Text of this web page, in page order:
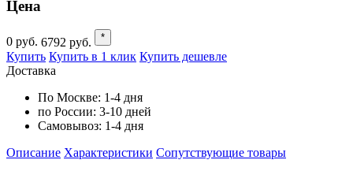
Цена
0 руб. 6792 руб. *
Купить Купить в 1 клик Купить дешевле
Доставка
По Москве: 1-4 дня
по России: 3-10 дней
Самовывоз: 1-4 дня
Описание Характеристики Cопутствующие товары